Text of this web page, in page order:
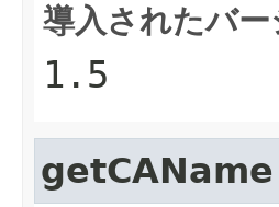
導入されたバ
1.5
getCAName